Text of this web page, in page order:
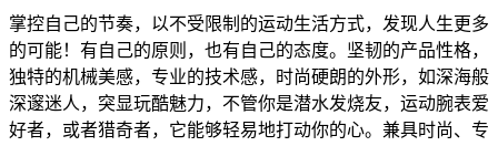
掌控自己的节奏，以不受限制的运动生活方式，发现人生更多
的可能！有自己的原则，也有自己的态度。坚韧的产品性格，
独特的机械美感，专业的技术感，时尚硬朗的外形，如深海般
深邃迷人，突显玩酷魅力，不管你是潜水发烧友，运动腕表爱
好者，或者猎奇者，它能够轻易地打动你的心。兼具时尚、专